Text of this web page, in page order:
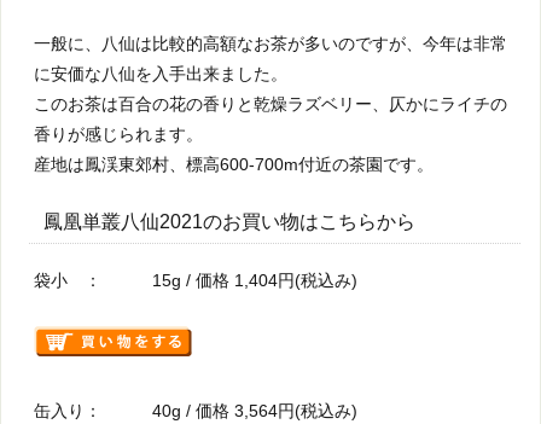
一般に、八仙は比較的高額なお茶が多いのですが、今年は非常
に安価な八仙を入手出来ました。
このお茶は百合の花の香りと乾燥ラズベリー、仄かにライチの
香りが感じられます。
産地は鳳渓東郊村、標高600-700m付近の茶園です。
鳳凰単叢八仙2021のお買い物はこちらから
袋小 ： 15g / 価格 1,404円(税込み)
缶入り： 40g / 価格 3,564円(税込み)